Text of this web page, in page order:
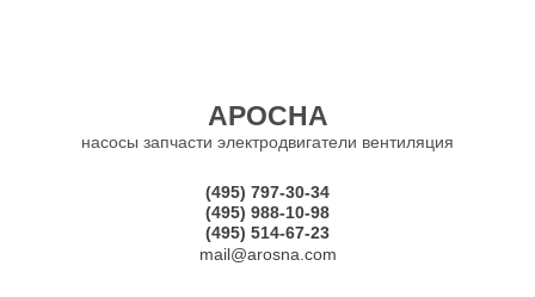
АРОСНА
насосы запчасти электродвигатели вентиляция
(495) 797-30-34
(495) 988-10-98
(495) 514-67-23
mail@arosna.com